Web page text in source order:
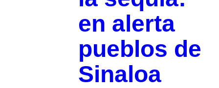
en alerta
pueblos de
Sinaloa